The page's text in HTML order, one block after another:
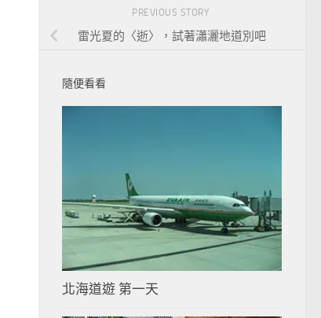
PREVIOUS STORY
雷光夏的〈逝〉，試著瀟灑地道別吧
隨便看看
北海道遊 第一天